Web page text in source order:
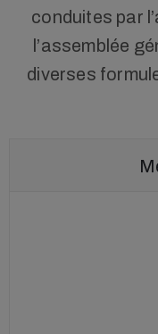
conduites par
l’assemblée
diverses